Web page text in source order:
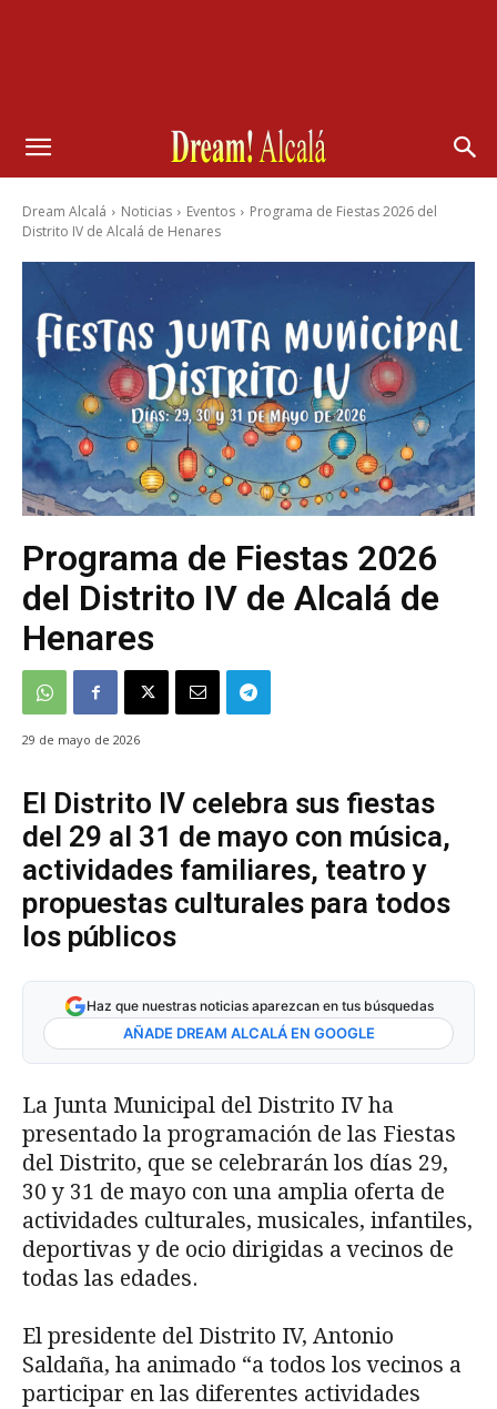
Dream Alcalá Noticias Eventos
Programa de Fiestas 2026 del
Distrito IV de Alcalá de Henares
Programa de Fiestas 2026
del Distrito IV de Alcalá de
Henares
29 de mayo de 2026
El Distrito IV celebra sus fiestas
del 29 al 31 de mayo con música,
actividades familiares, teatro y
propuestas culturales para todos
los públicos
Haz que nuestras noticias aparezcan en tus búsquedas
AÑADE DREAM ALCALÁ EN GOOGLE
La Junta Municipal del Distrito IV ha
presentado la programación de las Fiestas
del Distrito, que se celebrarán los días 29,
30 y 31 de mayo con una amplia oferta de
actividades culturales, musicales, infantiles,
deportivas y de ocio dirigidas a vecinos de
todas las edades.
El presidente del Distrito IV, Antonio
Saldaña, ha animado “a todos los vecinos a
participar en las diferentes actividades